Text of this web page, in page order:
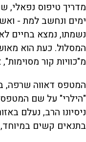
מדריך טיפוס נפאלי,
ימים ונחשב למת -
נשמתו, נמצא בחיים
המסלול. כעת הוא
מ"כוויות קור
"הילרי" על שם
ניסיונו הרב, נעלם
בתנאים קשים במיוחד,